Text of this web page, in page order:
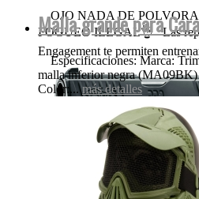
OJO NADA DE POLVORA
FOGUEO ILEGAL👌 Las
Engagement te permiten
Malla grande para
Especificaciones: Marca:
malla inferior negra
Color:...más detalles